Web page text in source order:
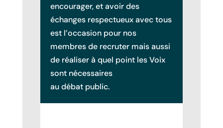
encourager, et avoir des
échanges respectueux avec tous
est l’occasion pour nos
membres de recruter mais aussi
de réaliser à quel point les Voix
sont nécessaires
au débat public.